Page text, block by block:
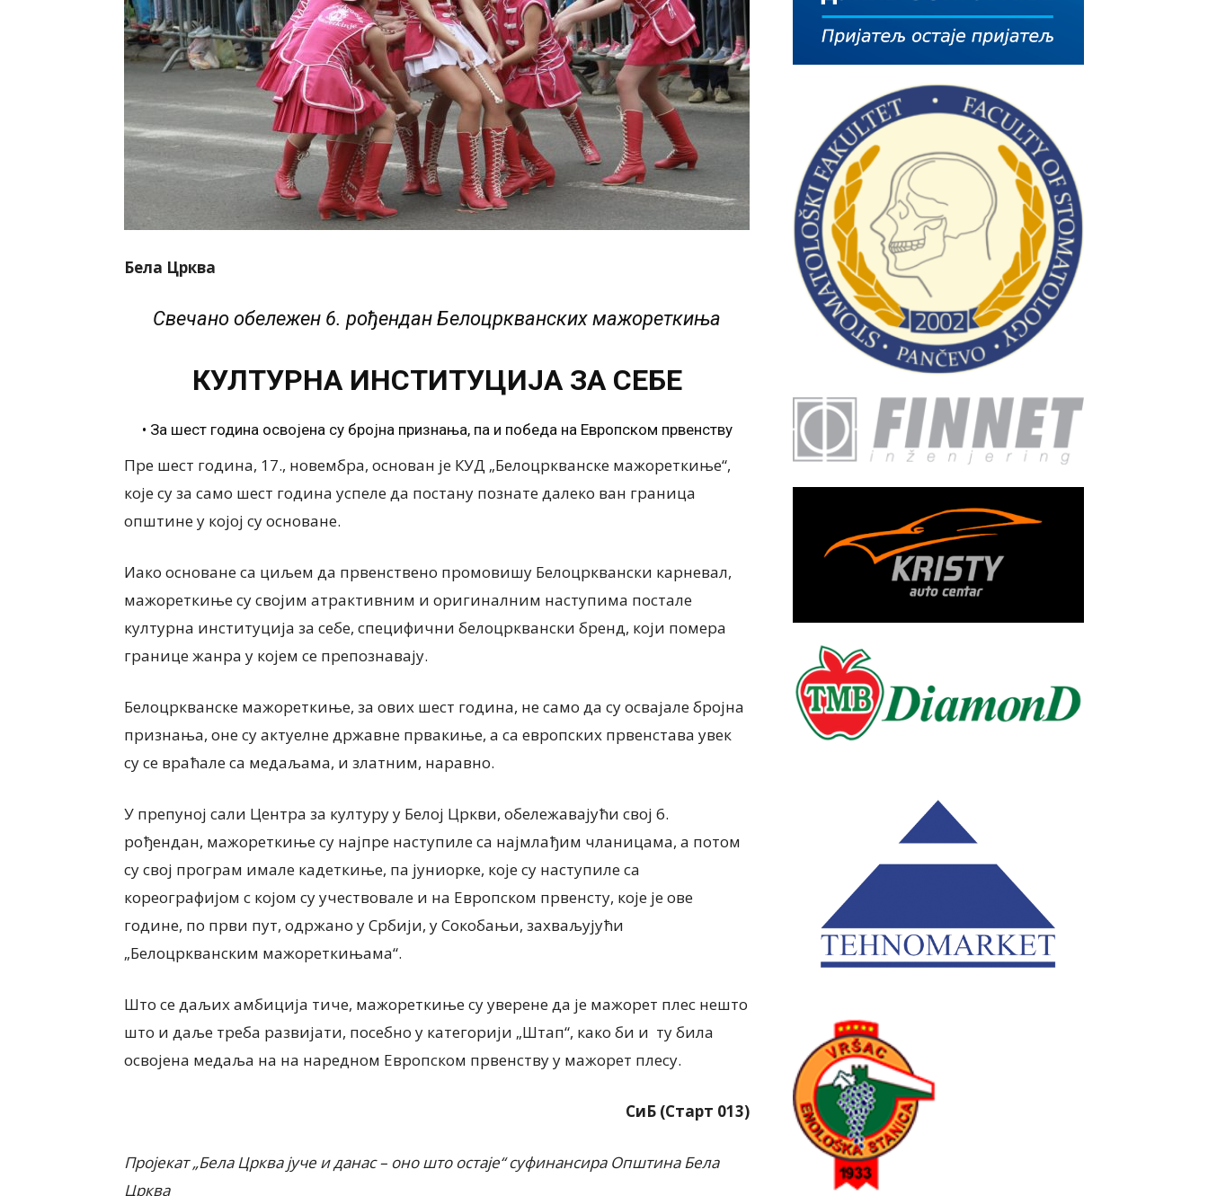
Бела Црква
Свечано обележен 6. рођендан Белоцркванских мажореткиња
КУЛТУРНА ИНСТИТУЦИЈА ЗА СЕБЕ
• За шест година освојена су бројна признања, па и победа на Европском првенству
Пре шест година, 17., новембра, основан је КУД „Белоцркванске мажореткиње“,
које су за само шест година успеле да постану познате далеко ван граница
општине у којој су основане.
Иако основане са циљем да првенствено промовишу Белоцрквански карневал,
мажореткиње су својим атрактивним и оригиналним наступима постале
културна институција за себе, специфични белоцрквански бренд, који помера
границе жанра у којем се препознавају.
Белоцркванске мажореткиње, за ових шест година, не само да су освајале бројна
признања, оне су актуелне државне првакиње, а са европских првенстава увек
су се враћале са медаљама, и златним, наравно.
У препуној сали Центра за културу у Белој Цркви, обележавајући свој 6.
рођендан, мажореткиње су најпре наступиле са најмлађим чланицама, а потом
су свој програм имале кадеткиње, па јуниорке, које су наступиле са
кореографијом с којом су учествовале и на Европском првенсту, које је ове
године, по први пут, одржано у Србији, у Сокобањи, захваљујући
„Белоцркванским мажореткињама“.
Што се даљих амбиција тиче, мажореткиње су уверене да је мажорет плес нешто
што и даље треба развијати, посебно у категорији „Штап“, како би и ту била
освојена медаља на на наредном Европском првенству у мажорет плесу.
СиБ (Старт 013)
Пројекат „Бела Црква јуче и данас – оно што остаје“суфинансира Општина Бела
Црква